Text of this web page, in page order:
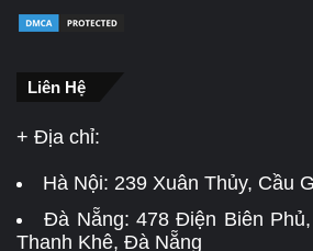
Liên Hệ
+ Địa chỉ:
Hà Nội: 239 Xuân Thủy, Cầu
Đà Nẵng:478 Điện Biên
Thanh Khê, Đà Nẵng